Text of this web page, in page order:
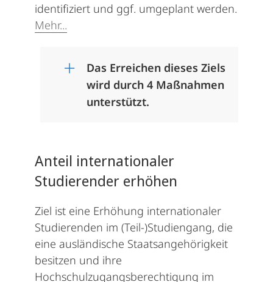
identifiziert und ggf. umgeplant werden.
Mehr...
Das Erreichen dieses Ziels
wird durch 4 Maßnahmen
unterstützt.
Anteil internationaler
Studierender erhöhen
Ziel ist eine Erhöhung internationaler
Studierenden im (Teil-)Studiengang, die
eine ausländische Staatsangehörigkeit
besitzen und ihre
Hochschulzugangsberechtigung im